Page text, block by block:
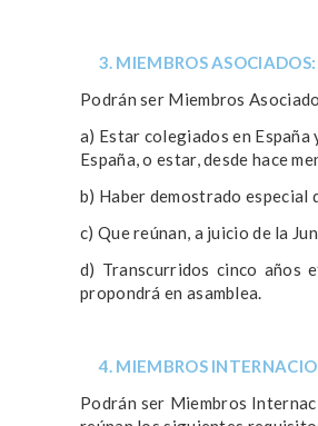
3. MIEMBROS ASOCIADOS:
Podrán ser Miembros
a) Estar colegiados en
España, o estar, desde hace
b) Haber demostrado especial
c) Que reúnan, a juicio de la
d) Transcurridos cinco años
propondrá en asamblea.
4. MIEMBROS
Podrán ser Miembros